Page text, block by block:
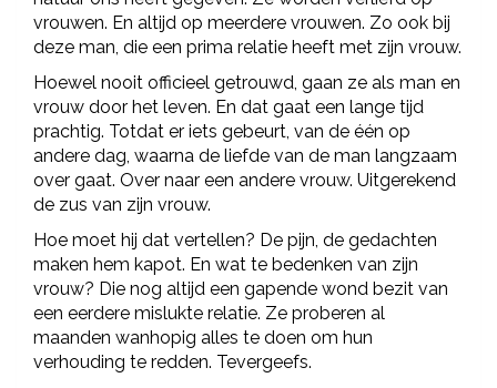
vrouwen. En altijd op meerdere vrouwen. Zo ook bij
deze man, die een prima relatie heeft met zijn vrouw.
Hoewel nooit officieel getrouwd, gaan ze als man en
vrouw door het leven. En dat gaat een lange tijd
prachtig. Totdat er iets gebeurt, van de één op
andere dag, waarna de liefde van de man langzaam
over gaat. Over naar een andere vrouw. Uitgerekend
de zus van zijn vrouw.
Hoe moet hij dat vertellen? De pijn, de gedachten
maken hem kapot. En wat te bedenken van zijn
vrouw? Die nog altijd een gapende wond bezit van
een eerdere mislukte relatie. Ze proberen al
maanden wanhopig alles te doen om hun
verhouding te redden. Tevergeefs.